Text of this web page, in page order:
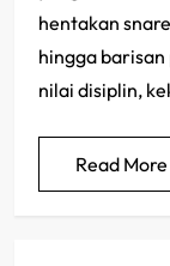
hentakan
hingga
nilai disiplin,
Read More